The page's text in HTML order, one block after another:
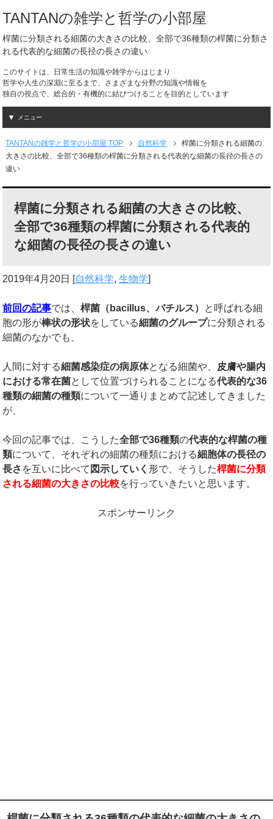
TANTANの雑学と哲学の小部屋
桿菌に分類される細菌の大きさの比較、全部で36種類の桿菌に分類さ
れる代表的な細菌の長径の長さの違い
このサイトは、日常生活の知識や雑学からはじまり
哲学や人生の深淵に至るまで、さまざまな分野の知識や情報を
独自の視点で、総合的・有機的に結びつけることを目的としています
メニュー
TANTANの雑学と哲学の小部屋 TOP 自然科学
桿菌に分類される細菌の
大きさの比較、全部で36種類の桿菌に分類される代表的な細菌の長径の長さの
違い
桿菌に分類される細菌の大きさの比較、
全部で36種類の桿菌に分類される代表的
な細菌の長径の長さの違い
2019年4月20日 [自然科学,生物学]
前回の記事では、桿菌（ bacillus、バチルス） と呼ばれる細
胞の形が棒状の形状をしている細菌のグループに分類される
細菌のなかでも、
人間に対する細菌感染症の病原体となる細菌や、 皮膚や腸内
における常在菌として位置づけられることになる代表的な36
種類の細菌の種類について一通りまとめて記述してきました
が、
今回の記事では、こうした全部で36種類の代表的な桿菌の種
類について、それぞれの細菌の種類における細胞体の長径の
長さ を互いに比べて 図示していく形で、そうした桿菌に分類
される細菌の大きさの比較を行っていきたいと思います。
スポンサーリンク